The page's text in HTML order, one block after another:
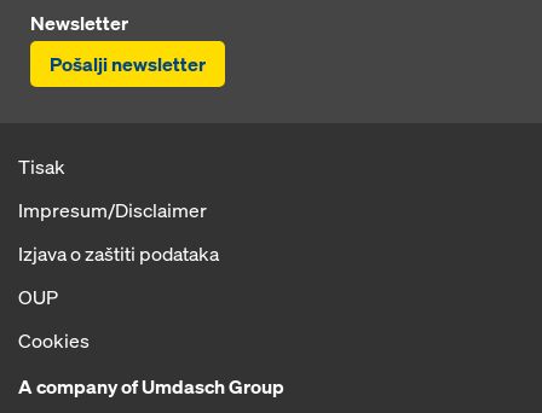
Newsletter
Pošalji newsletter
Tisak
Impresum/Disclaimer
Izjava o zaštiti podataka
OUP
Cookies
A company of Umdasch Group